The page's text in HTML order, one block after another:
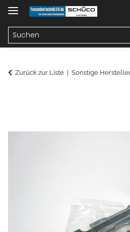
Zurück zur Liste Sonstige